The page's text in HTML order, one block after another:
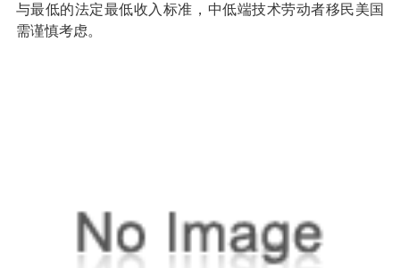
与最低的法定最低收入标准，中低端技术劳动者移民美国
需谨慎考虑。